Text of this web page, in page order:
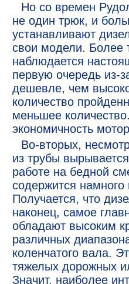
Но со времен
не один трюк, и
устанавливают
свои модели. Более
наблюдается
первую очередь из-
дешевле, чем
количество
меньшее
экономичность
Во-вторых,
из трубы
работе на бедной
содержится
Получается, что
наконец, самое
обладают высоким
различных
коленчатого вала.
тяжелых дорожных
Значит, наиболее